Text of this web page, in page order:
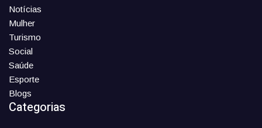
Notícias
Mulher
Turismo
Social
Saúde
Esporte
Blogs
Categorias